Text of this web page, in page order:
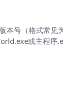
号（格式常见为
或主程序